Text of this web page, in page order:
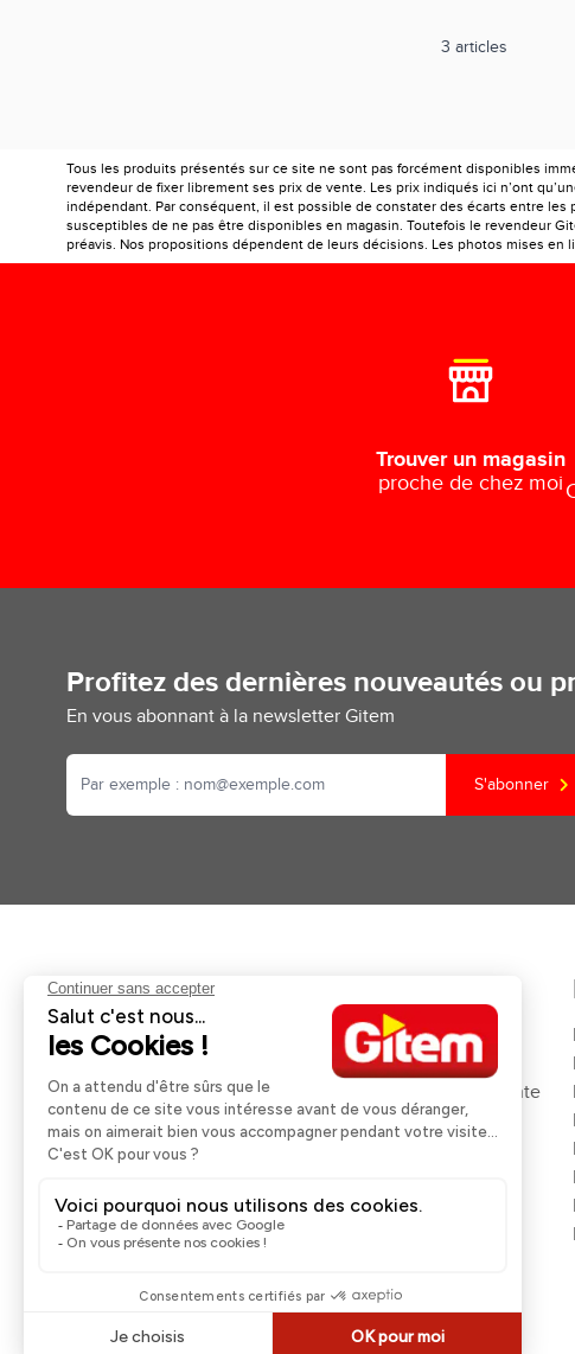
3 articles
Tous les produits présentés sur ce site ne sont pas forcément disponibles
revendeur de fixer librement ses prix de vente. Les prix indiqués ici n’ont
indépendant. Par conséquent, il est possible de constater des écarts entre
susceptibles de ne pas être disponibles en magasin. Toutefois le revendeur
préavis. Nos propositions dépendent de leurs décisions. Les photos mises
Trouver un magasin
proche de chez moi
Profitez des dernières nouveautés ou
En vous abonnant à la newsletter Gitem
S'abonner
Aides et informations
Retour et remboursement
Nos guides d'achat
Livraison et retrait
Rappels Produits
Une question ?
Contactez-nous
Pose et services
Financement
Service Après Vente